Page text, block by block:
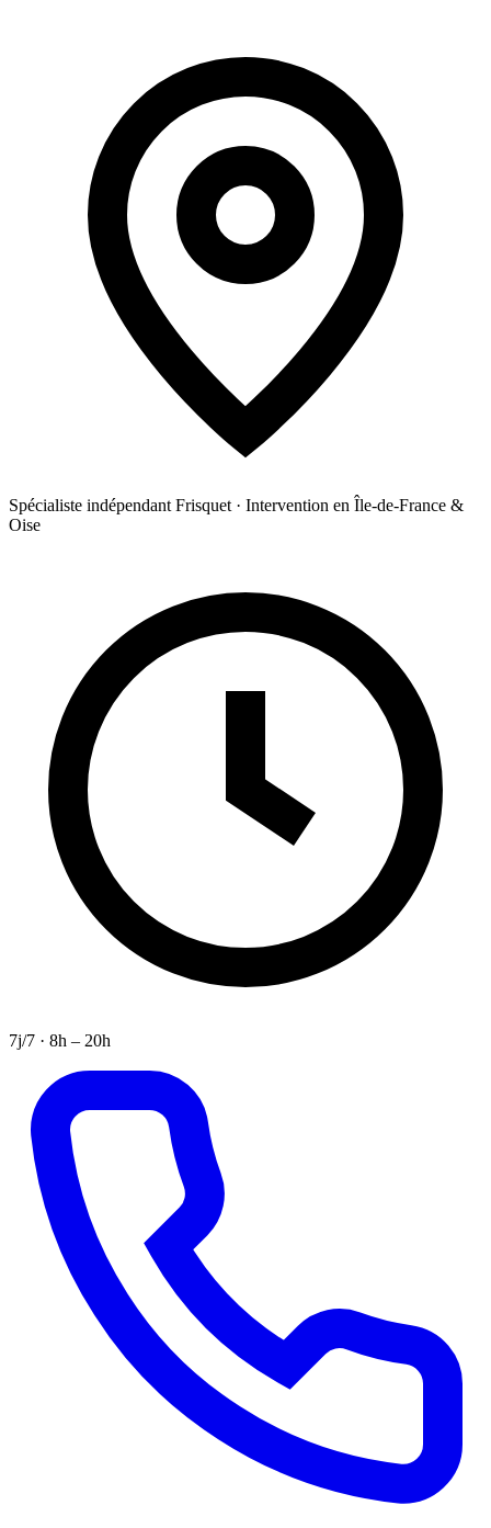
Spécialiste indépendant Frisquet · Intervention en Île-de-France &
Oise
7j/7 · 8h – 20h